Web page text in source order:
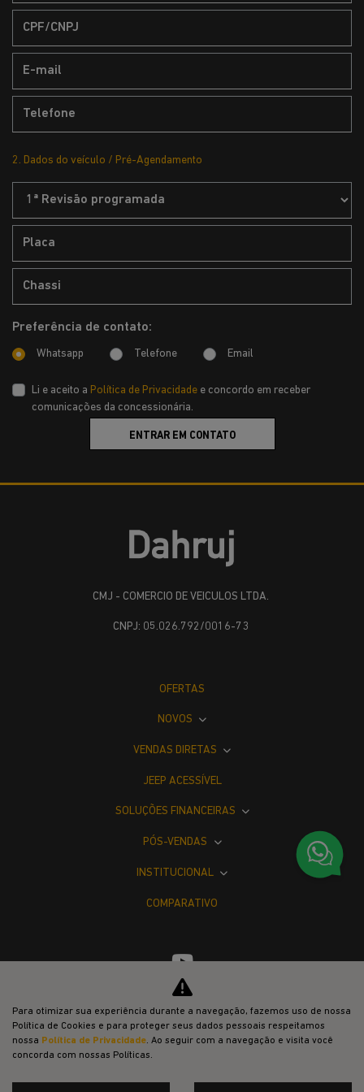
2. Dados do veículo / Pré-Agendamento
Preferência de contato:
Whatsapp Telefone Email
Li e aceito a Política de Privacidade e concordo em receber
comunicações da concessionária.
ENTRAR EM CONTATO
CMJ - COMERCIO DE VEICULOS LTDA.
CNPJ: 05.026.792/0016-73
OFERTAS
NOVOS
VENDAS DIRETAS
JEEP ACESSÍVEL
SOLUÇÕES FINANCEIRAS
PÓS-VENDAS
INSTITUCIONAL
COMPARATIVO
Desacelere. Seu bem maior é a vida.
Para otimizar sua experiência durante a navegação, fazemos uso de nossa
Política de Cookies e para proteger seus dados pessoais respeitamos
nossa Política de Privacidade. Ao seguir com a navegação e visita você
concorda com nossas Políticas.